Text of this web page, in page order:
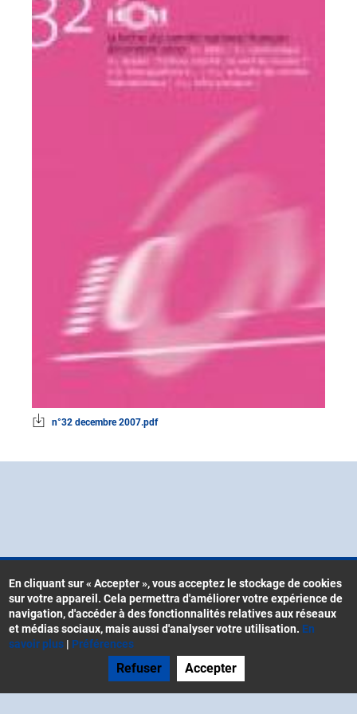
n°32 decembre 2007.pdf
Menu
Pied
Contacts
CGU
Mentions légales
Gestion des cookies
En cliquant sur « Accepter », vous acceptez le stockage de cookies
sur votre appareil. Cela permettra d'améliorer votre expérience de
navigation, d'accéder à des fonctionnalités relatives aux réseaux
et médias sociaux, mais aussi d'analyser votre utilisation. En
savoir plus | Préférences
Refuser Accepter